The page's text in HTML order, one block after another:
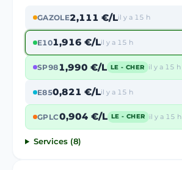
GAZOLE2,111 €/Lil y a 15 h
E101,916 €/Lil y a 15 h
SP981,990 €/L LE - CHER il y a 15 h
E850,821 €/Lil y a 15 h
GPLC0,904 €/L LE - CHER il y a 15 h
Services (8)